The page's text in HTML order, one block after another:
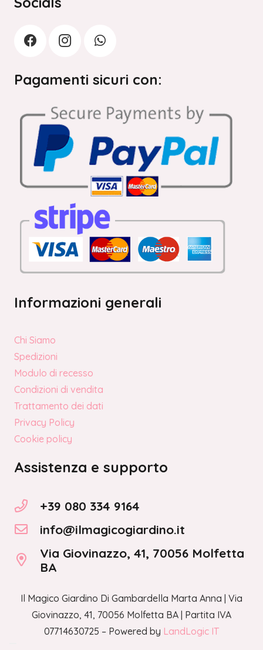
Pagamenti sicuri con:
Informazioni generali
Chi Siamo
Spedizioni
Modulo di recesso
Condizioni di vendita
Trattamento dei dati
Privacy Policy
Cookie policy
Assistenza e supporto
+39 080 334 9164
info@ilmagicogiardino.it
Via Giovinazzo, 41, 70056 Molfetta
BA
Il Magico Giardino Di Gambardella Marta Anna | Via
Giovinazzo, 41, 70056 Molfetta BA | Partita IVA
07714630725 – Powered by LandLogic IT